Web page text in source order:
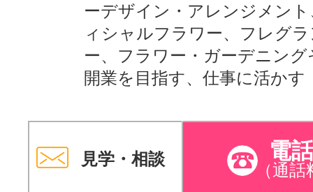
ーデザイン・アレンジメン
ィシャルフラワー、フレグ
ー、フラワー・ガーデニング
開業を目指す、仕事に活かす
見学・相談 電
（通話